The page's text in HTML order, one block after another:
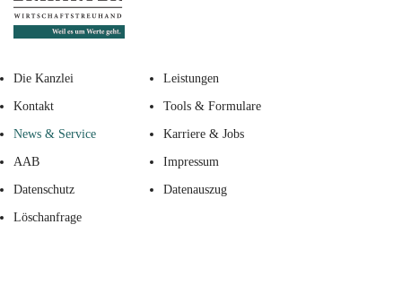
Die Kanzlei Leistungen
Kontakt Tools & Formulare
News & Service Karriere & Jobs
AAB Impressum
Datenschutz Datenauszug
Löschanfrage